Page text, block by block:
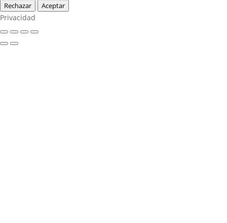
Rechazar
Aceptar
Privacidad